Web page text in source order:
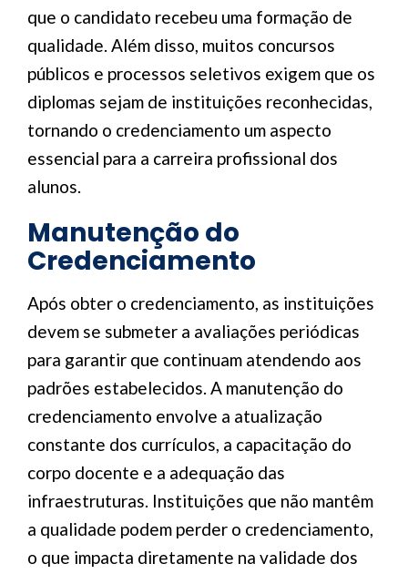
que o candidato recebeu uma formação de
qualidade. Além disso, muitos concursos
públicos e processos seletivos exigem que os
diplomas sejam de instituições reconhecidas,
tornando o credenciamento um aspecto
essencial para a carreira profissional dos
alunos.
Manutenção do
Credenciamento
Após obter o credenciamento, as instituições
devem se submeter a avaliações periódicas
para garantir que continuam atendendo aos
padrões estabelecidos. A manutenção do
credenciamento envolve a atualização
constante dos currículos, a capacitação do
corpo docente e a adequação das
infraestruturas. Instituições que não mantêm
a qualidade podem perder o credenciamento,
o que impacta diretamente na validade dos